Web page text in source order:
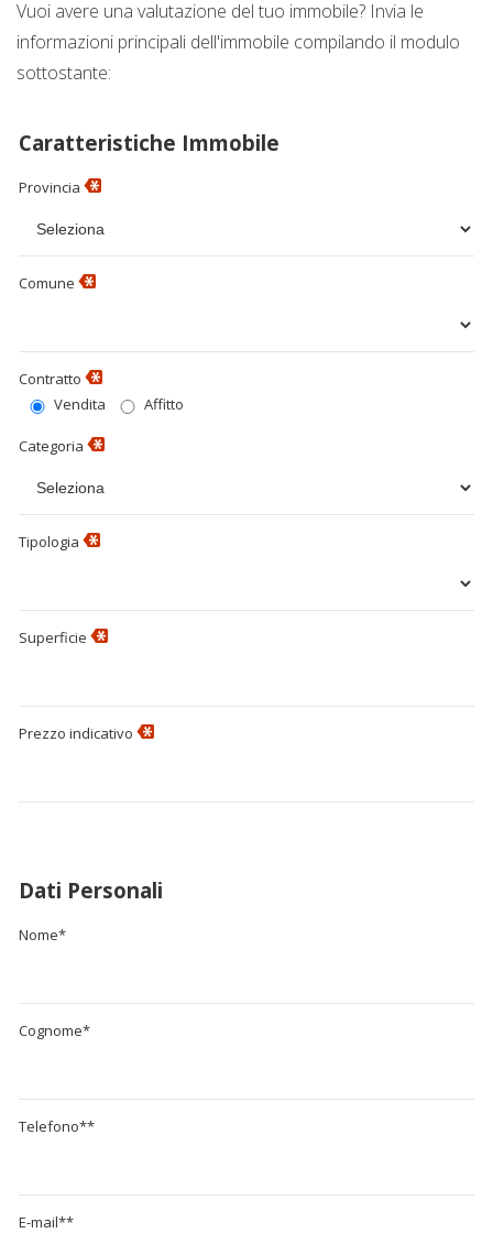
Proponi Un Immobile
Vuoi avere una valutazione del tuo immobile? Invia le
informazioni principali dell'immobile compilando il modulo
sottostante:
Caratteristiche Immobile
Provincia
Comune
Contratto
Vendita
Affitto
Categoria
Tipologia
Superficie
Prezzo indicativo
Dati Personali
Nome*
Cognome*
Telefono**
E-mail**